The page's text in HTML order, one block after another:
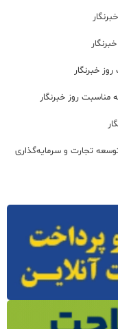
خبرنگار
روز خبرنگار
تجارت و سرمایه‌گذاری